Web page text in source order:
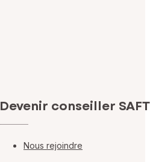
Devenir conseiller
Nous rejoindre